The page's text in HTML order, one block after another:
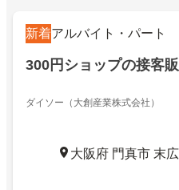
新着アルバイト・パート
300円ショップの接客
ダイソー（大創産業株式会社）
大阪府 門真市 末